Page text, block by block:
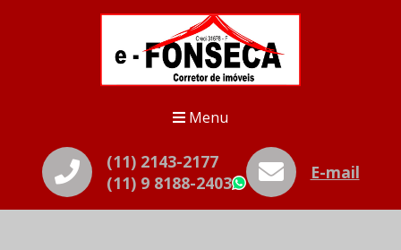
Menu
(11) 2143-2177
(11) 9 8188-2403
WhatsApp
E-mail